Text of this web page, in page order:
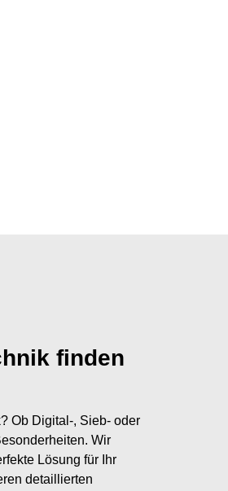
finden
Ob Digital-, Sieb- oder
Wir
Lösung für Ihr
detaillierten